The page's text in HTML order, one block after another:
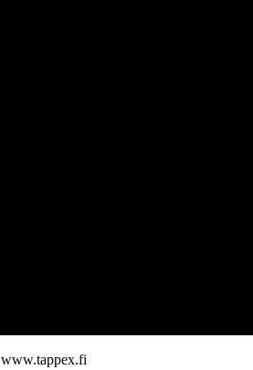
www.tappex.fi